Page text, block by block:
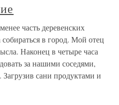
часть деревенских
в город. Мой отец
Наконец в четыре часа
за нашими соседями,
сани продуктами и